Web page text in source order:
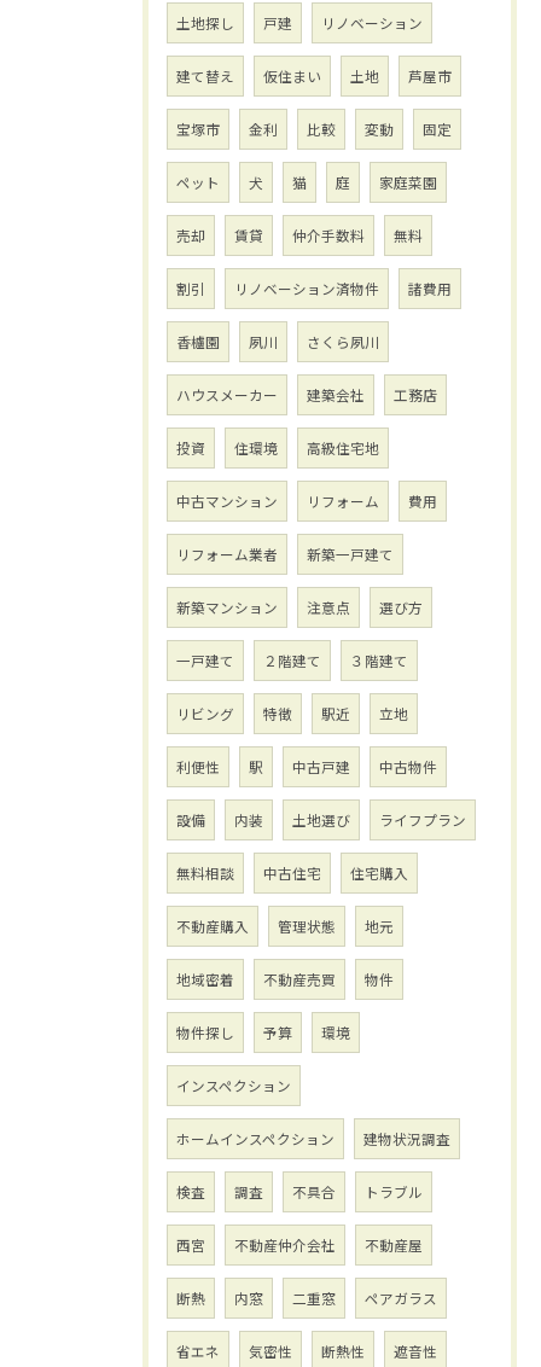
土地探し 戸建 リノベーション
建て替え 仮住まい 土地 芦屋市
宝塚市 金利 比較 変動 固定
ペット 犬 猫 庭 家庭菜園
売却 賃貸 仲介手数料 無料
割引 リノベーション済物件 諸費用
香櫨園 夙川 さくら夙川
ハウスメーカー 建築会社 工務店
投資 住環境 高級住宅地
中古マンション リフォーム 費用
リフォーム業者 新築一戸建て
新築マンション 注意点 選び方
一戸建て ２階建て ３階建て
リビング 特徴 駅近 立地
利便性 駅 中古戸建 中古物件
設備 内装 土地選び ライフプラン
無料相談 中古住宅 住宅購入
不動産購入 管理状態 地元
地域密着 不動産売買 物件
物件探し 予算 環境
インスペクション
ホームインスペクション 建物状況調査
検査 調査 不具合 トラブル
西宮 不動産仲介会社 不動産屋
断熱 内窓 二重窓 ペアガラス
省エネ 気密性 断熱性 遮音性